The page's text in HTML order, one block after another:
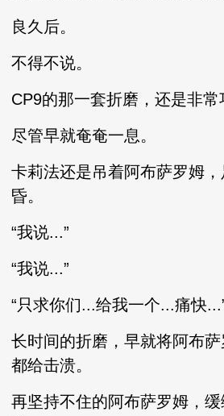
良久后。
不得不说。
CP9的那一套折磨，还是非常
尽管早就奄奄一息。
卡莉法还是吊着阿布萨罗姆
昏。
“我说...”
“我说...”
“只求你们...给我一个...痛快
长时间的折磨，早就将阿布
都给击溃。
再坚持不住的阿布萨罗姆，